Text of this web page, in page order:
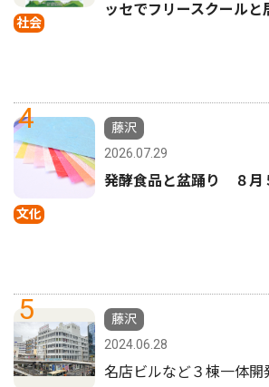
社会
ッセでフリースクールと
4
文化
藤沢
2026.07.29
発酵食品と盆踊り ８月
5
藤沢
2024.06.28
名店ビルなど３棟一体開